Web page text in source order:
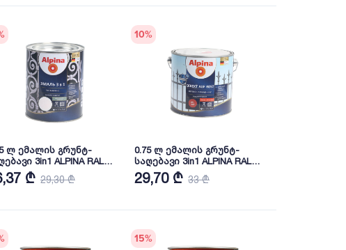
ლ ემალის გრუნტ-
3in1 ALPINA RAL
₾ 29,30 ₾
10%
0.75 ლ ემალის გრუნტ-
საღებავი 3in1 ALPINA RAL
3011
29,70 ₾ 33 ₾
15%